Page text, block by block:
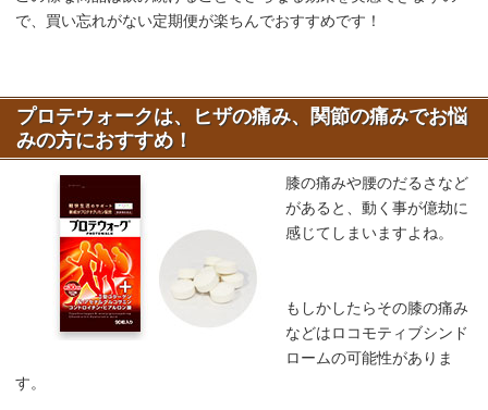
で、買い忘れがない定期便が楽ちんでおすすめです！
プロテウォークは、ヒザの痛み、関節の痛みでお悩
みの方におすすめ！
膝の痛みや腰のだるさなど
があると、動く事が億劫に
感じてしまいますよね。
もしかしたらその膝の痛み
などはロコモティブシンド
ロームの可能性がありま
す。